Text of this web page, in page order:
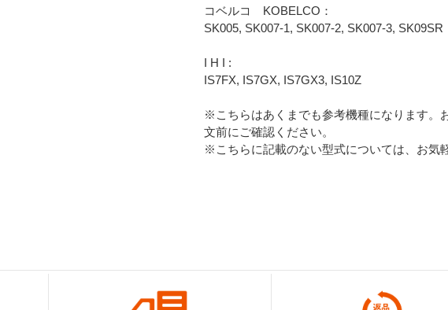
コベルコ KOBELCO：
SK005, SK007-1, SK007-2, SK007-3, SK09SR
I H I :
IS7FX, IS7GX, IS7GX3, IS10Z
※こちらはあくまでも参考機種になります。
文前にご確認ください。
※こちらに記載のない型式については、お気